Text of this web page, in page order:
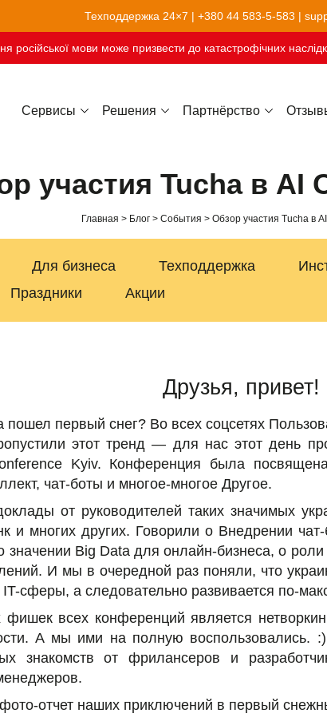
Техподдержка 24×7 | +380 44 583-5-583 |
російської мови може призвести до катастрофічних
Сервисы Решения Партнёрство
участия Tucha в AI
Главная Блог События Обзор участия Tucha в
Для бизнеса Техподдержка
Праздники Акции
Друзья, привет!
пошел первый снег? Во всех соцсетях
этот тренд — для нас этот день
Kyiv. Конференция была
чат-боты и многое-многое Другое.
от руководителей таких значимых
и многих других. Говорили о Внедрении
значении Big Data для онлайн-бизнеса, о
И мы в очередной раз поняли, что
сферы, а следовательно развивается по-
всех конференций является
А мы ими на полную воспользовались.
знакомств от фрилансеров и
отчет наших приключений в первый